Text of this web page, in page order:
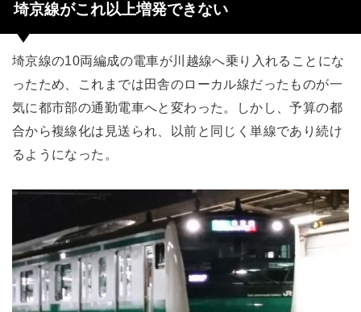
埼京線がこれ以上増発できない
埼京線の10両編成の電車が川越線へ乗り入れることにな
ったため、これまでは田舎のローカル線だったものが一
気に都市部の通勤電車へと変わった。しかし、予算の都
合から複線化は見送られ、以前と同じく単線であり続け
るようになった。